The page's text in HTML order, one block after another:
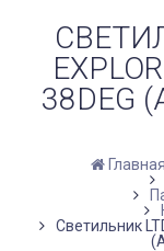
38DEG
Главная
Светильник